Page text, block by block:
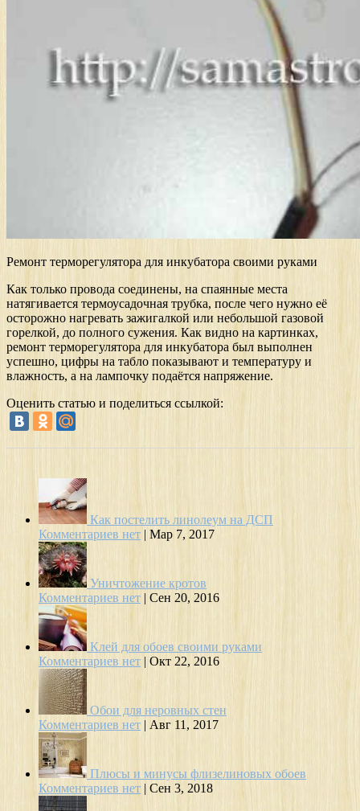
Ремонт терморегулятора для инкубатора своими руками
Как только провода соединены, на спаянные места
натягивается термоусадочная трубка, после чего нужно её
осторожно нагревать зажигалкой или небольшой газовой
горелкой, до полного сужения. Как видно на картинках,
ремонт терморегулятора для инкубатора был выполнен
успешно, цифры на табло показывают и температуру и
влажность, а на лампочку подаётся напряжение.
Оценить статью и поделиться ссылкой:
Как постелить линолеум на ДСП
Комментариев нет | Мар 7, 2017
Уничтожение кротов
Комментариев нет | Сен 20, 2016
Клей для обоев своими руками
Комментариев нет | Окт 22, 2016
Обои для неровных стен
Комментариев нет | Авг 11, 2017
Плюсы и минусы флизелиновых обоев
Комментариев нет | Сен 3, 2018